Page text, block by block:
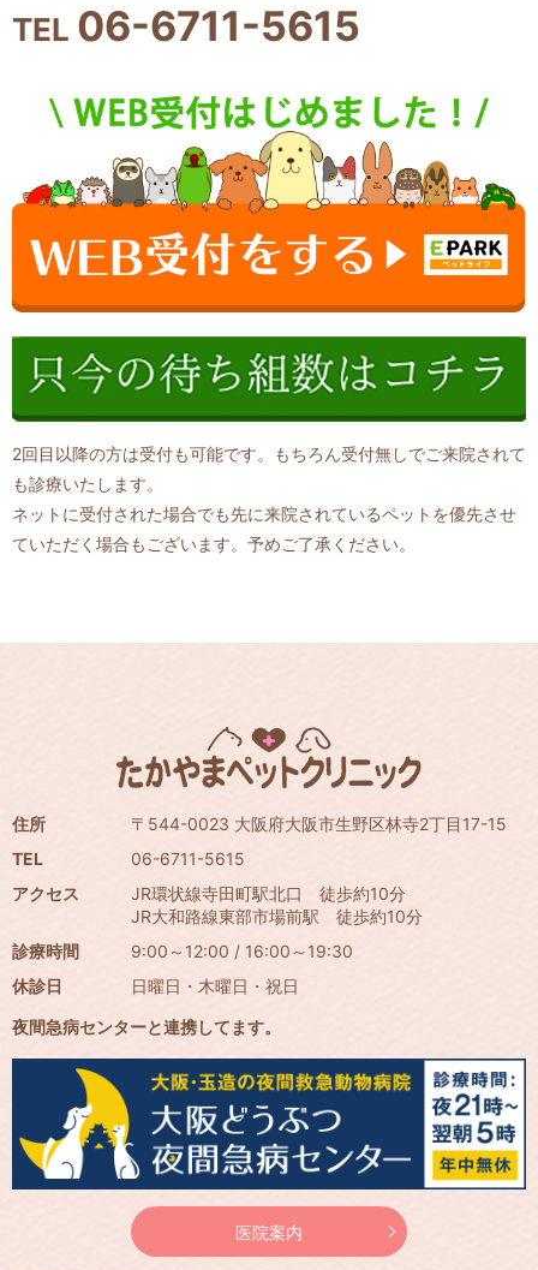
TEL 06-6711-5615
2回目以降の方は受付も可能です。もちろん受付無しでご来院されて
も診療いたします。
ネットに受付された場合でも先に来院されているペットを優先させ
ていただく場合もございます。予めご了承ください。
住所
〒544-0023 大阪府大阪市生野区林寺2丁目17-15
TEL
06-6711-5615
アクセス
JR環状線寺田町駅北口 徒歩約10分
JR大和路線東部市場前駅 徒歩約10分
診療時間
9:00～12:00 / 16:00～19:30
休診日
日曜日・木曜日・祝日
夜間急病センターと連携してます。
医院案内